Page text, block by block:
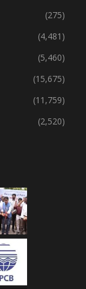
(275)
(4,481)
(5,460)
(15,675)
(11,759)
(2,520)